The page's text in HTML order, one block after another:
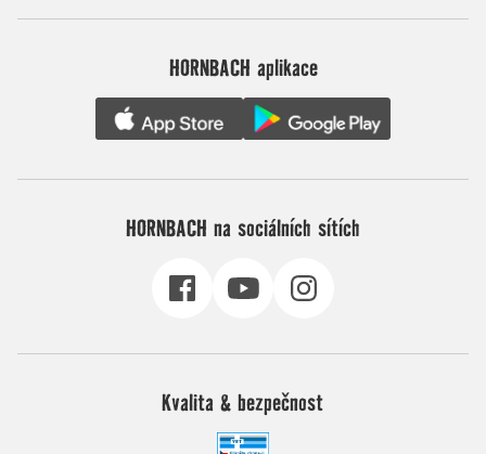
HORNBACH aplikace
HORNBACH na sociálních sítích
Kvalita & bezpečnost